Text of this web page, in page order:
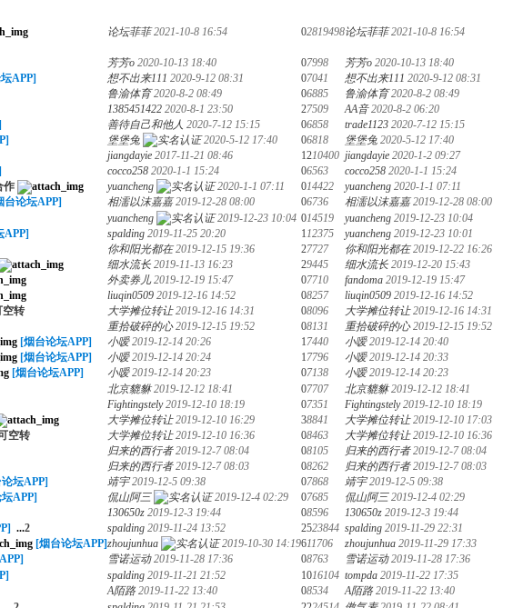
论坛菲菲 2021-10-8 16:54 02819498论坛菲菲 2021-10-8 16:54
芳芳o 2020-10-13 18:40 07998 芳芳o 2020-10-13 18:40
APP] 想不出来111 2020-9-12 08:31 07041 想不出来111 2020-9-12 08:31
鲁渝体育 2020-8-2 08:49 06885 鲁渝体育 2020-8-2 08:49
1385451422 2020-8-1 23:50 27509 AA音 2020-8-2 06:20
善待自己和他人 2020-7-12 15:15 06858 trade1123 2020-7-12 15:15
堡堡兔 2020-5-12 17:40 06818 堡堡兔 2020-5-12 17:40
jiangdayie 2017-11-21 08:46 1210400 jiangdayie 2020-1-2 09:27
cocco258 2020-1-1 15:24 06563 cocco258 2020-1-1 15:24
作 yuancheng 2020-1-1 07:11 014422 yuancheng 2020-1-1 07:11
台论坛APP] 相濡以沫嘉嘉 2019-12-28 08:00 06736 相濡以沫嘉嘉 2019-12-28 08:00
yuancheng 2019-12-23 10:04 014519 yuancheng 2019-12-23 10:04
APP] spalding 2019-11-25 20:20 112375 yuancheng 2019-12-23 10:01
你和阳光都在 2019-12-15 19:36 27727 你和阳光都在 2019-12-22 16:26
细水流长 2019-11-13 16:23 29445 细水流长 2019-12-20 15:43
外卖券儿 2019-12-19 15:47 07710 fandoma 2019-12-19 15:47
liuqin0509 2019-12-16 14:52 08257 liuqin0509 2019-12-16 14:52
空转 大学摊位转让 2019-12-16 14:31 08096 大学摊位转让 2019-12-16 14:31
重拾破碎的心 2019-12-15 19:52 08131 重拾破碎的心 2019-12-15 19:52
[烟台论坛APP] 小嗳 2019-12-14 20:26 17440 小嗳 2019-12-14 20:40
[烟台论坛APP] 小嗳 2019-12-14 20:24 17796 小嗳 2019-12-14 20:33
[烟台论坛APP] 小嗳 2019-12-14 20:23 07138 小嗳 2019-12-14 20:23
北京貔貅 2019-12-12 18:41 07707 北京貔貅 2019-12-12 18:41
Fightingstely 2019-12-10 18:19 07351 Fightingstely 2019-12-10 18:19
大学摊位转让 2019-12-10 16:29 38841 大学摊位转让 2019-12-10 17:03
空转 大学摊位转让 2019-12-10 16:36 08463 大学摊位转让 2019-12-10 16:36
归来的西行者 2019-12-7 08:04 08105 归来的西行者 2019-12-7 08:04
归来的西行者 2019-12-7 08:03 08262 归来的西行者 2019-12-7 08:03
坛APP] 靖宇 2019-12-5 09:38 07868 靖宇 2019-12-5 09:38
APP] 侃山阿三 2019-12-4 02:29 07685 侃山阿三 2019-12-4 02:29
130650z 2019-12-3 19:44 08596 130650z 2019-12-3 19:44
...2 spalding 2019-11-24 13:52 2523844 spalding 2019-11-29 22:31
[烟台论坛APP]zhoujunhua 2019-10-30 14:19611706 zhoujunhua 2019-11-29 17:33
雪诺运动 2019-11-28 17:36 08763 雪诺运动 2019-11-28 17:36
spalding 2019-11-21 21:52 1016104 tompda 2019-11-22 17:35
A陌路 2019-11-22 13:40 08534 A陌路 2019-11-22 13:40